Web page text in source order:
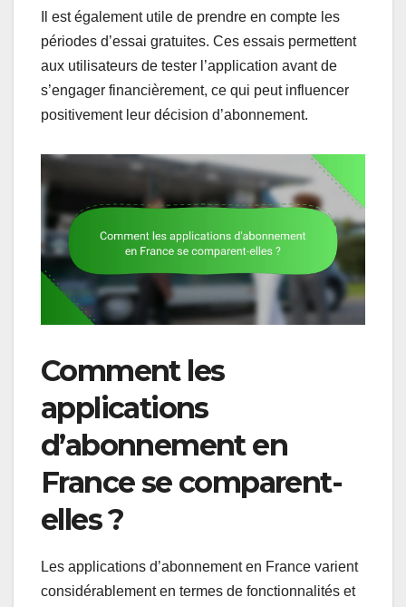
Il est également utile de prendre en compte les
périodes d’essai gratuites. Ces essais permettent
aux utilisateurs de tester l’application avant de
s’engager financièrement, ce qui peut influencer
positivement leur décision d’abonnement.
Comment les
applications
d’abonnement en
France se comparent-
elles ?
Les applications d’abonnement en France varient
considérablement en termes de fonctionnalités et